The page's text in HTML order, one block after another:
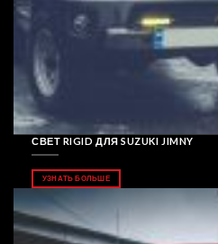
СВЕТ RIGID ДЛЯ SUZUKI JIMNY
УЗНАТЬ БОЛЬШЕ